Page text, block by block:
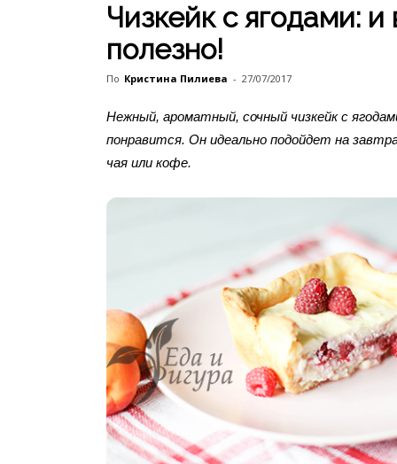
Чизкейк с ягодами: и
полезно!
По Кристина Пилиева - 27/07/2017
Нежный, ароматный, сочный чизкейк с
понравится. Он идеально подойдет на
чая или кофе.